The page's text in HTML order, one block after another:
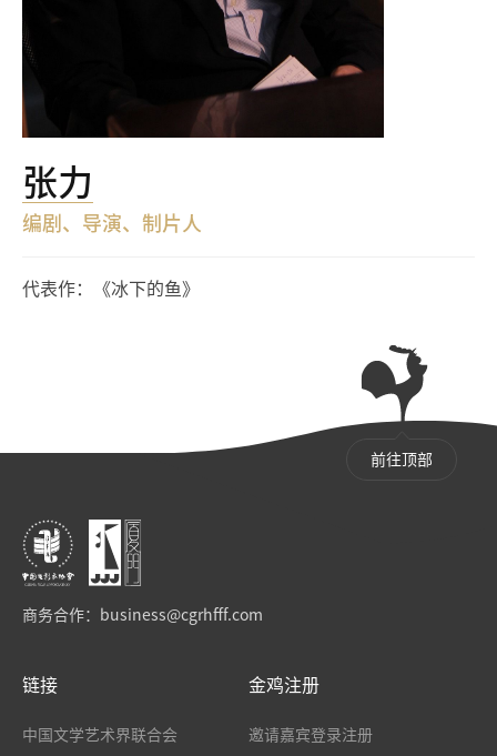
张力
编剧、导演、制片人
代表作：《冰下的鱼》
前往顶部
商务合作： business@cgrhfff.com
链接
中国文学艺术界联合会
金鸡注册
邀请嘉宾登录注册